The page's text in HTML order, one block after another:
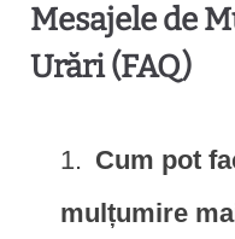
Mesajele de
Urări (FAQ)
Cum pot
mulțumire